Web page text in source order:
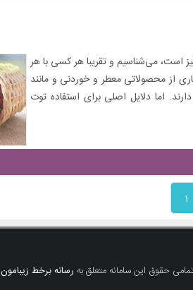
است، می‌شناسیم و تقریبا هر کسی با هر
از محصولاتی معطر و خوردنی و مانند
اما دلایل اصلی برای استفاده توت
۱
تمامی حقوق این سامانه متعلق به رسانه برخط زیبامون